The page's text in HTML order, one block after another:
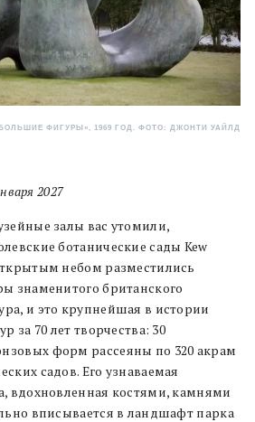
ФИГУРЫ», 1969 ГОД. ФОТО: ДЖОНТИ УАЙЛД
2027
залы вас утомили,
ботанические сады Kew
небом разместились
знаменитого британского
и это крупнейшая в истории
за 70 лет творчества: 30
форм рассеяны по 320 акрам
садов. Его узнаваемая
вдохновленная костями, камнями
вписывается в ландшафт парка